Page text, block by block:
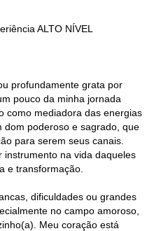
ALTO NÍVEL
profundamente grata por
pouco da minha jornada
como mediadora das energias
dom poderoso e sagrado, que
para serem seus canais.
na vida daqueles
e transformação.
dificuldades ou grandes
no campo amoroso,
Meu coração está